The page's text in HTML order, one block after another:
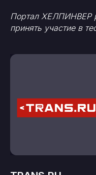
Портал ХЕЛПИНВЕР
принять участие в